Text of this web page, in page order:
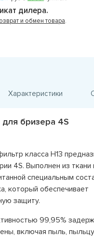
дилера.
и обмен товара.
Характеристики
бризера 4S
класса Н13
4S. Выполнен из ткани
специальным
который обеспечивает
защиту.
99,95%
включая пыль, пыльцу